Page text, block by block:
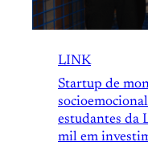
LINK
Startup de
estudantes da
mil em